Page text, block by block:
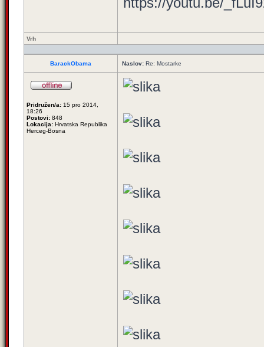
Vrh
BarackObama Naslov: Re: Mostarke
Pridružen/a: 15 pro 2014,
18:26
Postovi: 848
Lokacija: Hrvatska Republika
Herceg-Bosna